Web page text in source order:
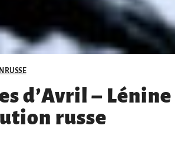
RUSSE
d’Avril –
russe